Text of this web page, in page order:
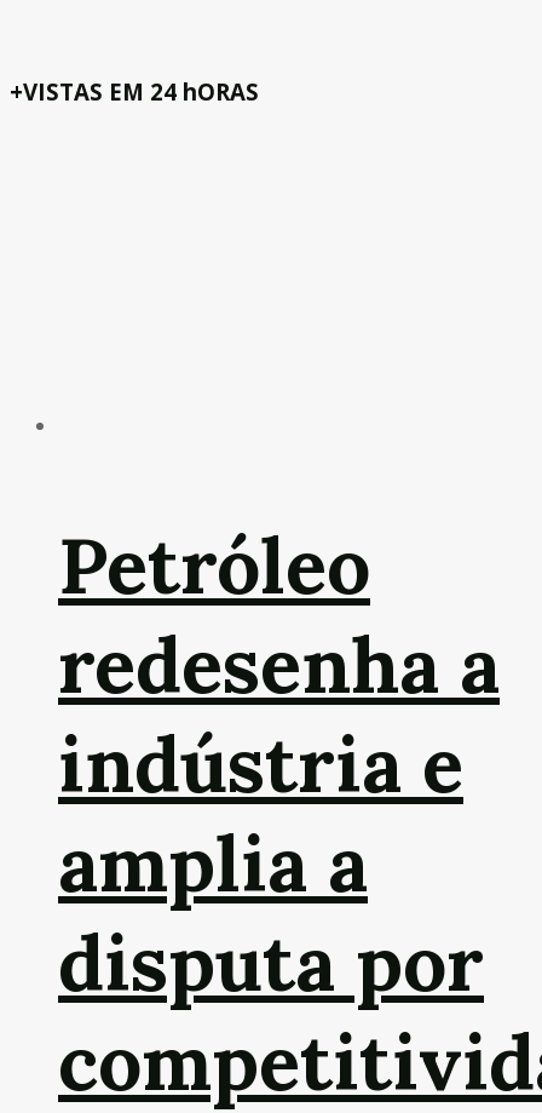
+VISTAS EM 24 hORAS
Petróleo
redesenha a
indústria e
amplia a
disputa por